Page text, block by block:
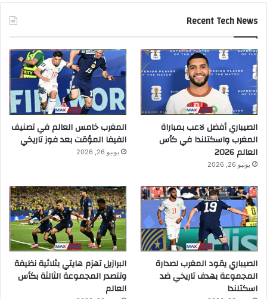
Recent Tech News
الصيباري أفضل لاعب بمباراة
المغرب واسكتلندا في كأس
العالم 2026
يونيو 26, 2026
المغرب خامس العالم في تصنيف
الفيفا المؤقت بعد فوز تاريخي
يونيو 26, 2026
الصيباري يقود المغرب لصدارة
المجموعة بهدف تاريخي ضد
اسكتلندا
البرازيل تهزم هايتي بثلاثية نظيفة
وتتصدر المجموعة الثالثة بكأس
العالم